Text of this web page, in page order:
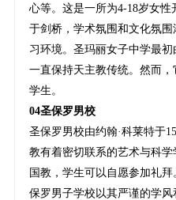
心等。这是一所为4-18岁女
于剑桥，学术氛围和文化氛
习环境。圣玛丽女子中学最
一直保持天主教传统。然而
学生。
04圣保罗男校
圣保罗男校由约翰·科莱特于
教有着密切联系的艺术与科
国教，学生可以自愿参加礼
保罗男子学校以其严谨的学